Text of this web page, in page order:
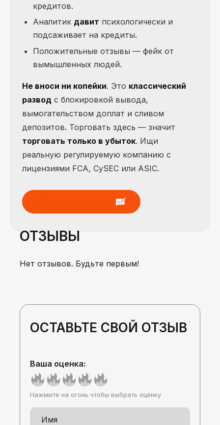
кредитов.
Аналитик давит психологически и
подсаживает на кредиты.
Положительные отзывы — фейк от
вымышленных людей.
Не вноси ни копейки. Это классический
развод с блокировкой вывода,
вымогательством доплат и сливом
депозитов. Торговать здесь — значит
торговать только в убыток. Ищи
реальную регулируемую компанию с
лицензиями FCA, CySEC или ASIC.
ОТЗЫВЫ
Нет отзывов. Будьте первым!
ОСТАВЬТЕ СВОЙ ОТЗЫВ
Ваша оценка:
Нажмите на огонь чтобы выбрать оценку